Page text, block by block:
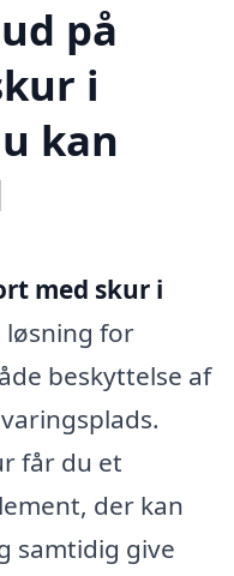
på
i
kan
med skur i
løsning for
beskyttelse af
får du et
der kan
samtidig give